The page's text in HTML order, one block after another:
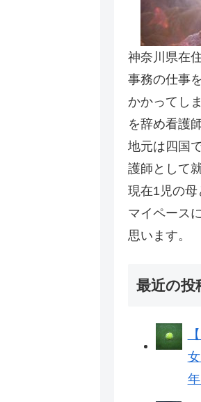
神奈川県在
事務の仕事
かかってし
を辞め看護
地元は四国
護師として
現在1児の母
マイペース
思います。
最近の投